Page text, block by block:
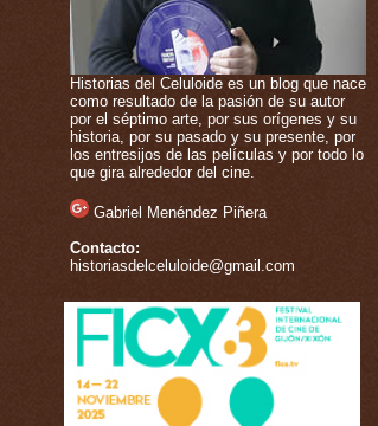
Historias del Celuloide es un blog que nace
como resultado de la pasión de su autor
por el séptimo arte, por sus orígenes y su
historia, por su pasado y su presente, por
los entresijos de las películas y por todo lo
que gira alrededor del cine.
Gabriel Menéndez Piñera
Contacto:
historiasdelceluloide@gmail.com